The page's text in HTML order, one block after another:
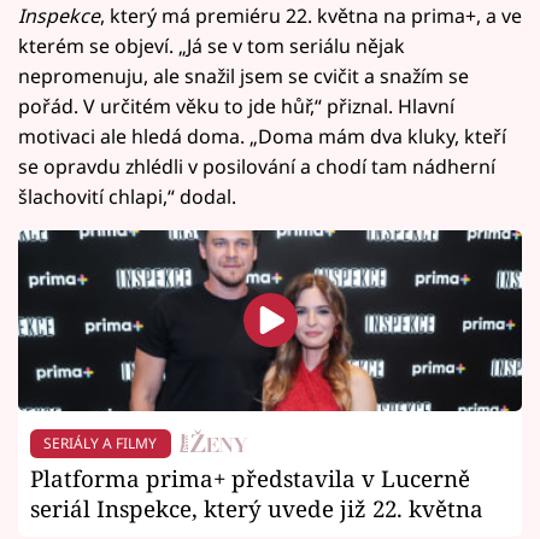
Inspekce, který má premiéru 22. května na prima+, a ve
kterém se objeví. „Já se v tom seriálu nějak
nepromenuju, ale snažil jsem se cvičit a snažím se
pořád. V určitém věku to jde hůř,“ přiznal. Hlavní
motivaci ale hledá doma. „Doma mám dva kluky, kteří
se opravdu zhlédli v posilování a chodí tam nádherní
šlachovití chlapi,“ dodal.
SERIÁLY A FILMY
Platforma prima+ představila v Lucerně
seriál Inspekce, který uvede již 22. května